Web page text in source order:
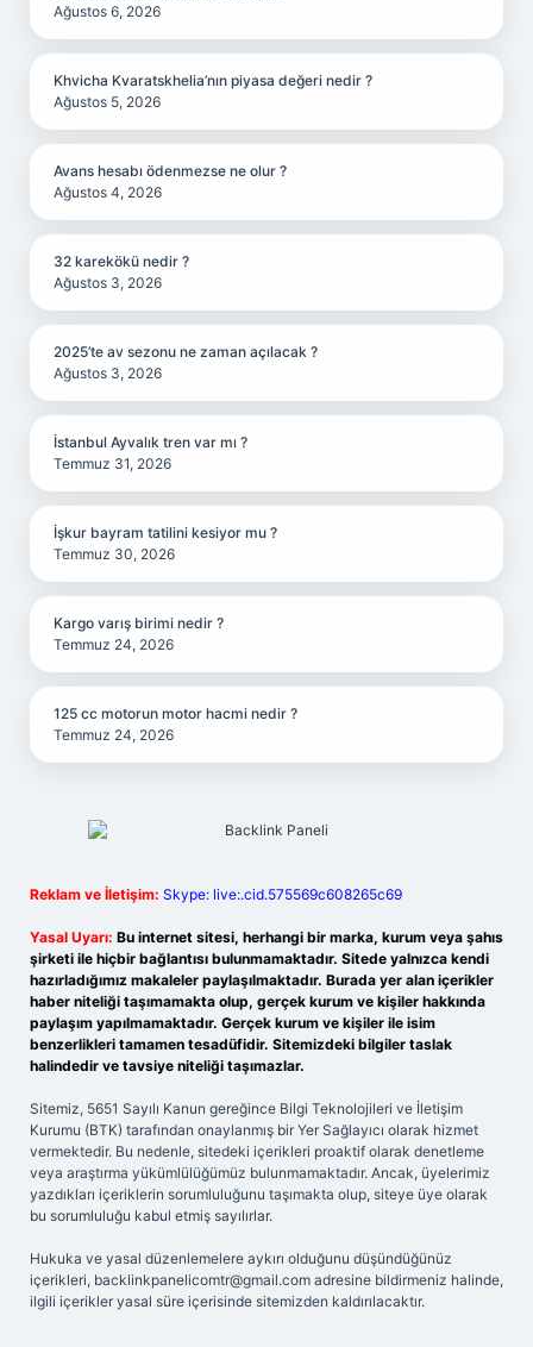
Ağustos 6, 2026
Khvicha Kvaratskhelia’nın piyasa değeri nedir ?
Ağustos 5, 2026
Avans hesabı ödenmezse ne olur ?
Ağustos 4, 2026
32 karekökü nedir ?
Ağustos 3, 2026
2025’te av sezonu ne zaman açılacak ?
Ağustos 3, 2026
İstanbul Ayvalık tren var mı ?
Temmuz 31, 2026
İşkur bayram tatilini kesiyor mu ?
Temmuz 30, 2026
Kargo varış birimi nedir ?
Temmuz 24, 2026
125 cc motorun motor hacmi nedir ?
Temmuz 24, 2026
Reklam ve İletişim: Skype: live:.cid.575569c608265c69
Yasal Uyarı: Bu internet sitesi, herhangi bir marka, kurum veya şahıs
şirketi ile hiçbir bağlantısı bulunmamaktadır. Sitede yalnızca kendi
hazırladığımız makaleler paylaşılmaktadır. Burada yer alan içerikler
haber niteliği taşımamakta olup, gerçek kurum ve kişiler hakkında
paylaşım yapılmamaktadır. Gerçek kurum ve kişiler ile isim
benzerlikleri tamamen tesadüfidir. Sitemizdeki bilgiler taslak
halindedir ve tavsiye niteliği taşımazlar.
Sitemiz, 5651 Sayılı Kanun gereğince Bilgi Teknolojileri ve İletişim
Kurumu (BTK) tarafından onaylanmış bir Yer Sağlayıcı olarak hizmet
vermektedir. Bu nedenle, sitedeki içerikleri proaktif olarak denetleme
veya araştırma yükümlülüğümüz bulunmamaktadır. Ancak, üyelerimiz
yazdıkları içeriklerin sorumluluğunu taşımakta olup, siteye üye olarak
bu sorumluluğu kabul etmiş sayılırlar.
Hukuka ve yasal düzenlemelere aykırı olduğunu düşündüğünüz
içerikleri, backlinkpanelicomtr@gmail.com adresine bildirmeniz halinde,
ilgili içerikler yasal süre içerisinde sitemizden kaldırılacaktır.